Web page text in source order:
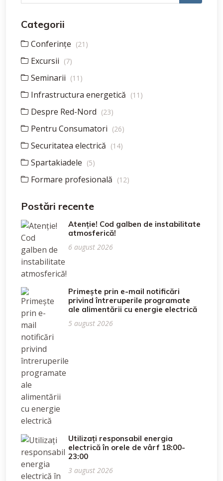
Categorii
Conferințe (21)
Excursii (7)
Seminarii (11)
Infrastructura energetică (11)
Despre Red-Nord (23)
Pentru Consumatori (26)
Securitatea electrică (14)
Spartakiadele (5)
Formare profesională (12)
Postări recente
Atenție! Cod galben de instabilitate
atmosferică!
6 august 2026
Primește prin e-mail notificări
privind întreruperile programate
ale alimentării cu energie electrică
5 august 2026
Utilizați responsabil energia
electrică în orele de vârf 18:00-
23:00
3 august 2026